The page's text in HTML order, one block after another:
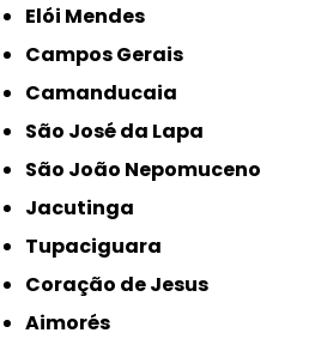
Elói Mendes
Campos Gerais
Camanducaia
São José da Lapa
São João Nepomuceno
Jacutinga
Tupaciguara
Coração de Jesus
Aimorés